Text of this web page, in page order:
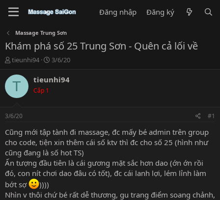
Đăng nhập Đăng ký
Massage Trung Sơn
Khám phá số 25 Trung Sơn - Quên cả lối về
T
r
a
s
t
a
t
e
r
tieunhi94
N
à
3/6/20
T tieunhi94
Cấp 1
3/6/20 #1
Cũng mới tập tành đi massage, đc mấy bé admin trên group
cho code, tiện xin thêm cái số ktv thì đc cho số 25 (hình như
cũng đang là số hot TS)
Ấn tượng đầu tiên là cái gương mặt sắc hơn dao (ớn ớn rồi
đó, con nít chơi dao đâu có tốt), đc cái lanh lợi, lém lỉnh làm
bớt sợ
))))
Nhìn v thôi chứ bé rất dễ thương, gu trang điểm soang chảnh,